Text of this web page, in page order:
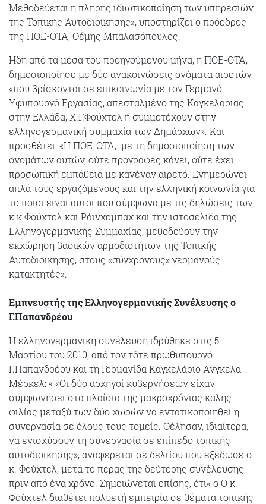
Μεθοδεύεται η πλήρης ιδιωτικοποίηση των υπηρεσιών
της Τοπικής Αυτοδιοίκησης», υποστηρίζει ο πρόεδρος
της ΠΟΕ-ΟΤΑ, Θέμης Μπαλασόπουλος.
Ηδη από τα μέσα του προηγούμενου μήνα, η ΠΟΕ-ΟΤΑ,
δημοσιοποίησε με δύο ανακοινώσεις ονόματα αιρετών
«που βρίσκονται σε επικοινωνία με τον Γερμανό
Υφυπουργό Εργασίας, απεσταλμένο της Καγκελαρίας
στην Ελλάδα, Χ.Γ.Φούχτελ ή συμμετέχουν στην
ελληνογερμανική συμμαχία των Δημάρχων». Και
προσθέτει: «Η ΠΟΕ-ΟΤΑ, με τη δημοσιοποίηση των
ονομάτων αυτών, ούτε προγραφές κάνει, ούτε έχει
προσωπική εμπάθεια με κανέναν αιρετό. Ενημερώνει
απλά τους εργαζόμενους και την ελληνική κοινωνία για
το ποιοι είναι αυτοί που σύμφωνα με τις δηλώσεις των
κ.κ Φούχτελ και Ράινχεμπαχ και την ιστοσελίδα της
Ελληνογερμανικής Συμμαχίας, μεθοδεύουν την
εκχώρηση βασικών αρμοδιοτήτων της Τοπικής
Αυτοδιοίκησης, στους «σύγχρονους» γερμανούς
κατακτητές».
Εμπνευστής της Ελληνογερμανικής Συνέλευσης ο
Γ.Παπανδρέου
Η ελληνογερμανική συνέλευση ιδρύθηκε στις 5
Μαρτίου του 2010, από τον τότε πρωθυπουργό
Γ.Παπανδρέου και τη Γερμανίδα Καγκελάριο Ανγκελα
Μέρκελ: « «Οι δύο αρχηγοί κυβερνήσεων είχαν
συμφωνήσει στα πλαίσια της μακροχρόνιας καλής
φιλίας μεταξύ των δύο χωρών να εντατικοποιηθεί η
συνεργασία σε όλους τους τομείς. Θέλησαν, ιδιαίτερα,
να ενισχύσουν τη συνεργασία σε επίπεδο τοπικής
αυτοδιοίκησης», αναφέρεται σε δελτίου που εξέδωσε ο
κ. Φούχτελ, μετά το πέρας της δεύτερης συνέλευσης
πριν από ένα χρόνο. Σημειώνεται επίσης, ότι« ο Ο κ.
Φούχτελ διαθέτει πολυετή εμπειρία σε θέματα τοπικής